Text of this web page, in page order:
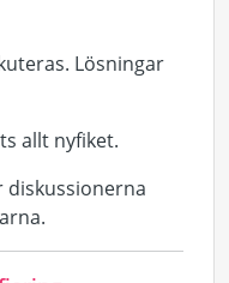
Lösningar
allt nyfiket.
diskussionerna